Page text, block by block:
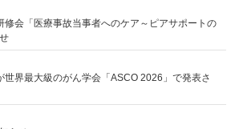
修会「医療事故当事者へのケア～ピアサポートの
世界最大級のがん学会「ASCO 2026」で発表さ